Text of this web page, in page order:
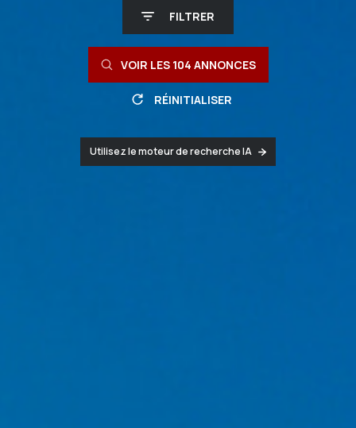
FILTRER
VOIR LES 104 ANNONCES
RÉINITIALISER
Utilisez le moteur de recherche IA